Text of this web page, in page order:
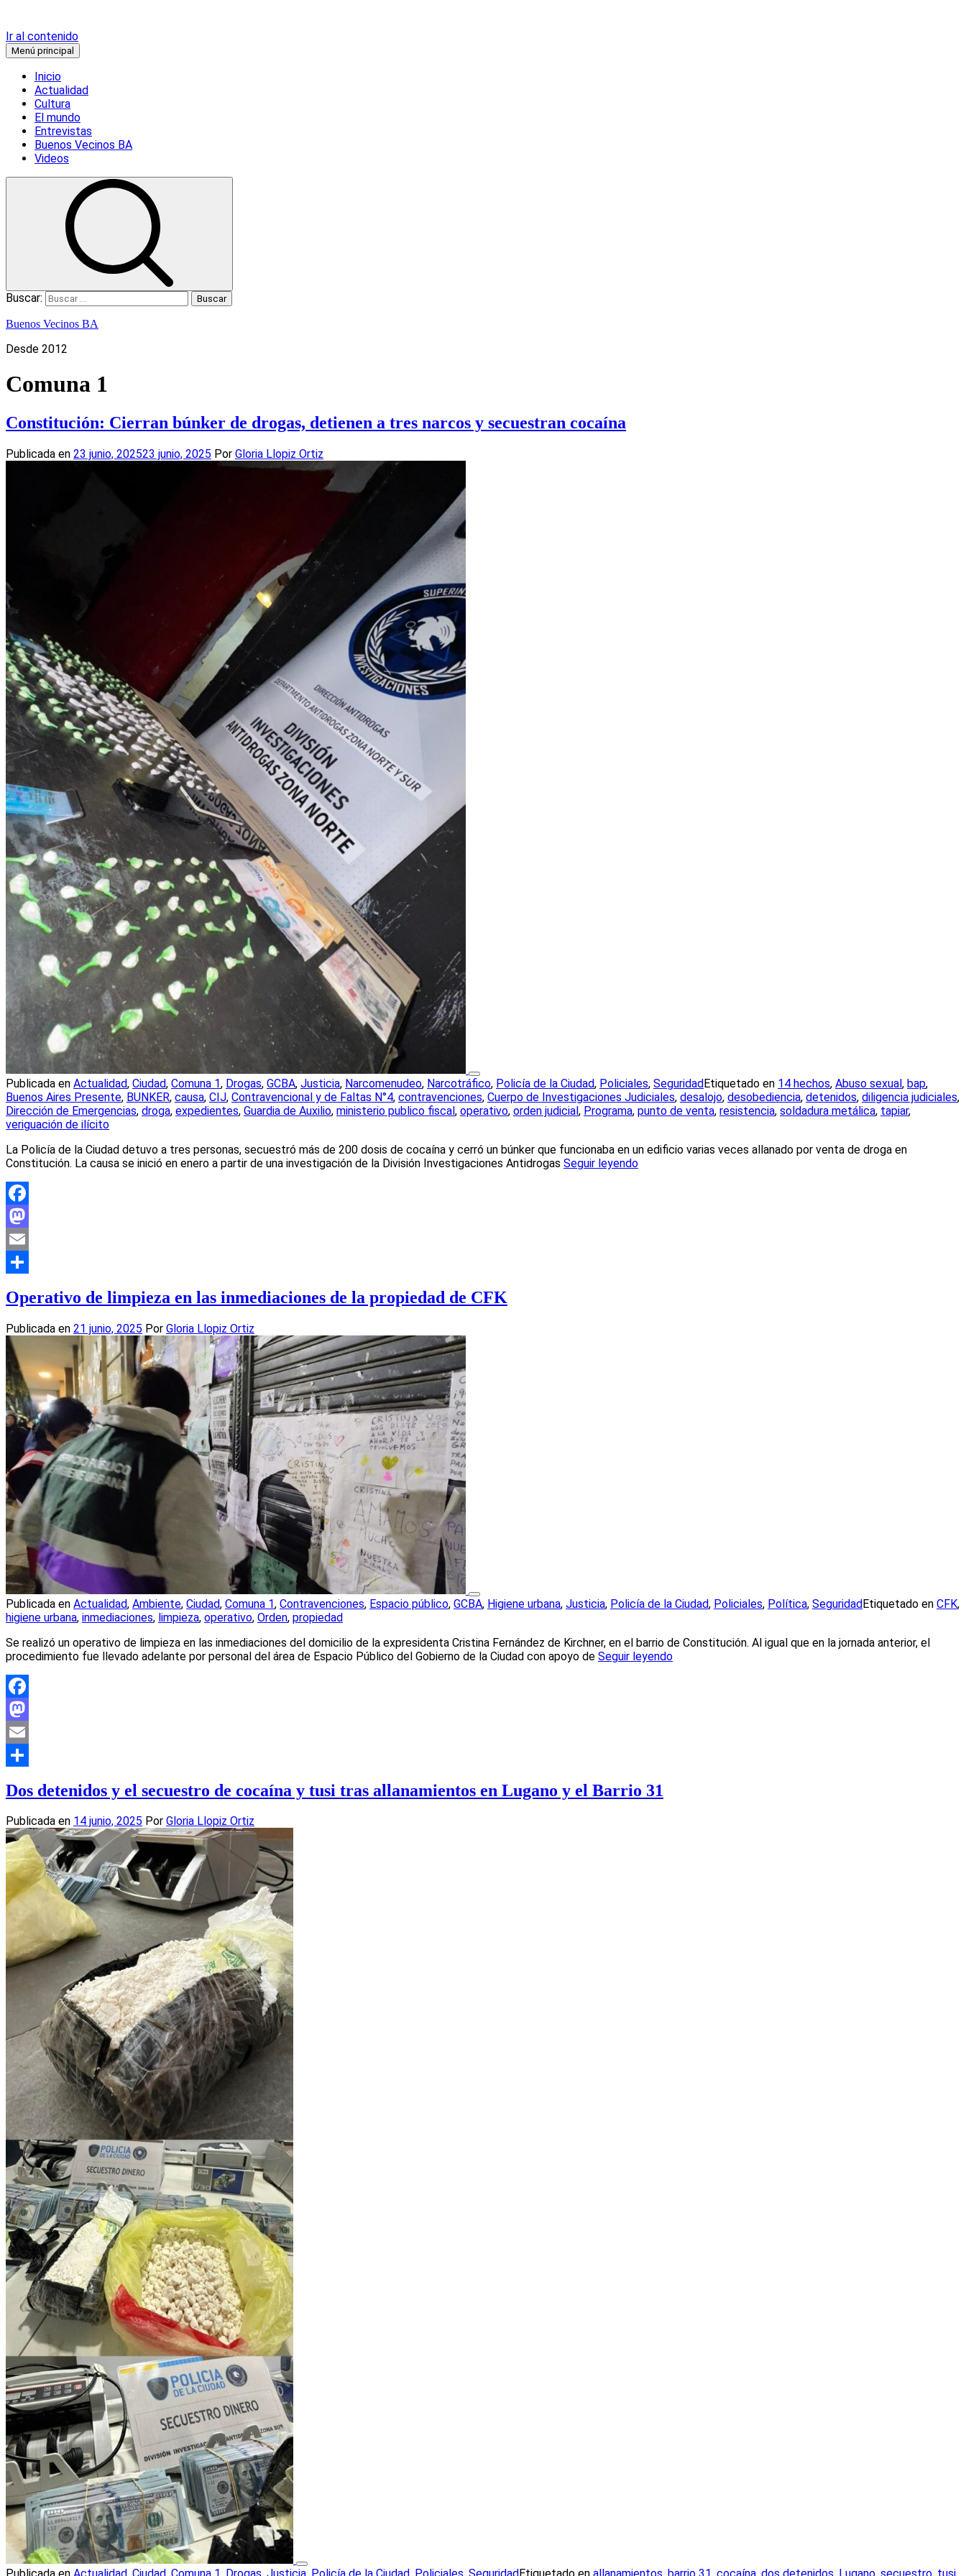
Ir al contenido
Menú principal
Inicio
Actualidad
Cultura
El mundo
Entrevistas
Buenos Vecinos BA
Videos
Buscar:
Buenos Vecinos BA
Desde 2012
Comuna 1
Constitución: Cierran búnker de drogas, detienen a tres narcos y secuestran cocaína
Publicada en 23 junio, 202523 junio, 2025 Por Gloria Llopiz Ortiz
Publicada en Actualidad, Ciudad, Comuna 1, Drogas, GCBA, Justicia, Narcomenudeo, Narcotráfico, Policía de la Ciudad, Policiales, SeguridadEtiquetado en 14 hechos, Abuso sexual, bap,
Buenos Aires Presente, BUNKER, causa, CIJ, Contravencional y de Faltas N°4, contravenciones, Cuerpo de Investigaciones Judiciales, desalojo, desobediencia, detenidos, diligencia judiciales,
Dirección de Emergencias, droga, expedientes, Guardia de Auxilio, ministerio publico fiscal, operativo, orden judicial, Programa, punto de venta, resistencia, soldadura metálica, tapiar,
veriguación de ilícito
La Policía de la Ciudad detuvo a tres personas, secuestró más de 200 dosis de cocaína y cerró un búnker que funcionaba en un edificio varias veces allanado por venta de droga en
Constitución. La causa se inició en enero a partir de una investigación de la División Investigaciones Antidrogas Seguir leyendo
Facebook
Mastodon
Email
Operativo de limpieza en las inmediaciones de la propiedad de CFK
Publicada en 21 junio, 2025 Por Gloria Llopiz Ortiz
Publicada en Actualidad, Ambiente, Ciudad, Comuna 1, Contravenciones, Espacio público, GCBA, Higiene urbana, Justicia, Policía de la Ciudad, Policiales, Política, SeguridadEtiquetado en CFK,
higiene urbana, inmediaciones, limpieza, operativo, Orden, propiedad
Se realizó un operativo de limpieza en las inmediaciones del domicilio de la expresidenta Cristina Fernández de Kirchner, en el barrio de Constitución. Al igual que en la jornada anterior, el
procedimiento fue llevado adelante por personal del área de Espacio Público del Gobierno de la Ciudad con apoyo de Seguir leyendo
Facebook
Mastodon
Email
Dos detenidos y el secuestro de cocaína y tusi tras allanamientos en Lugano y el Barrio 31
Publicada en 14 junio, 2025 Por Gloria Llopiz Ortiz